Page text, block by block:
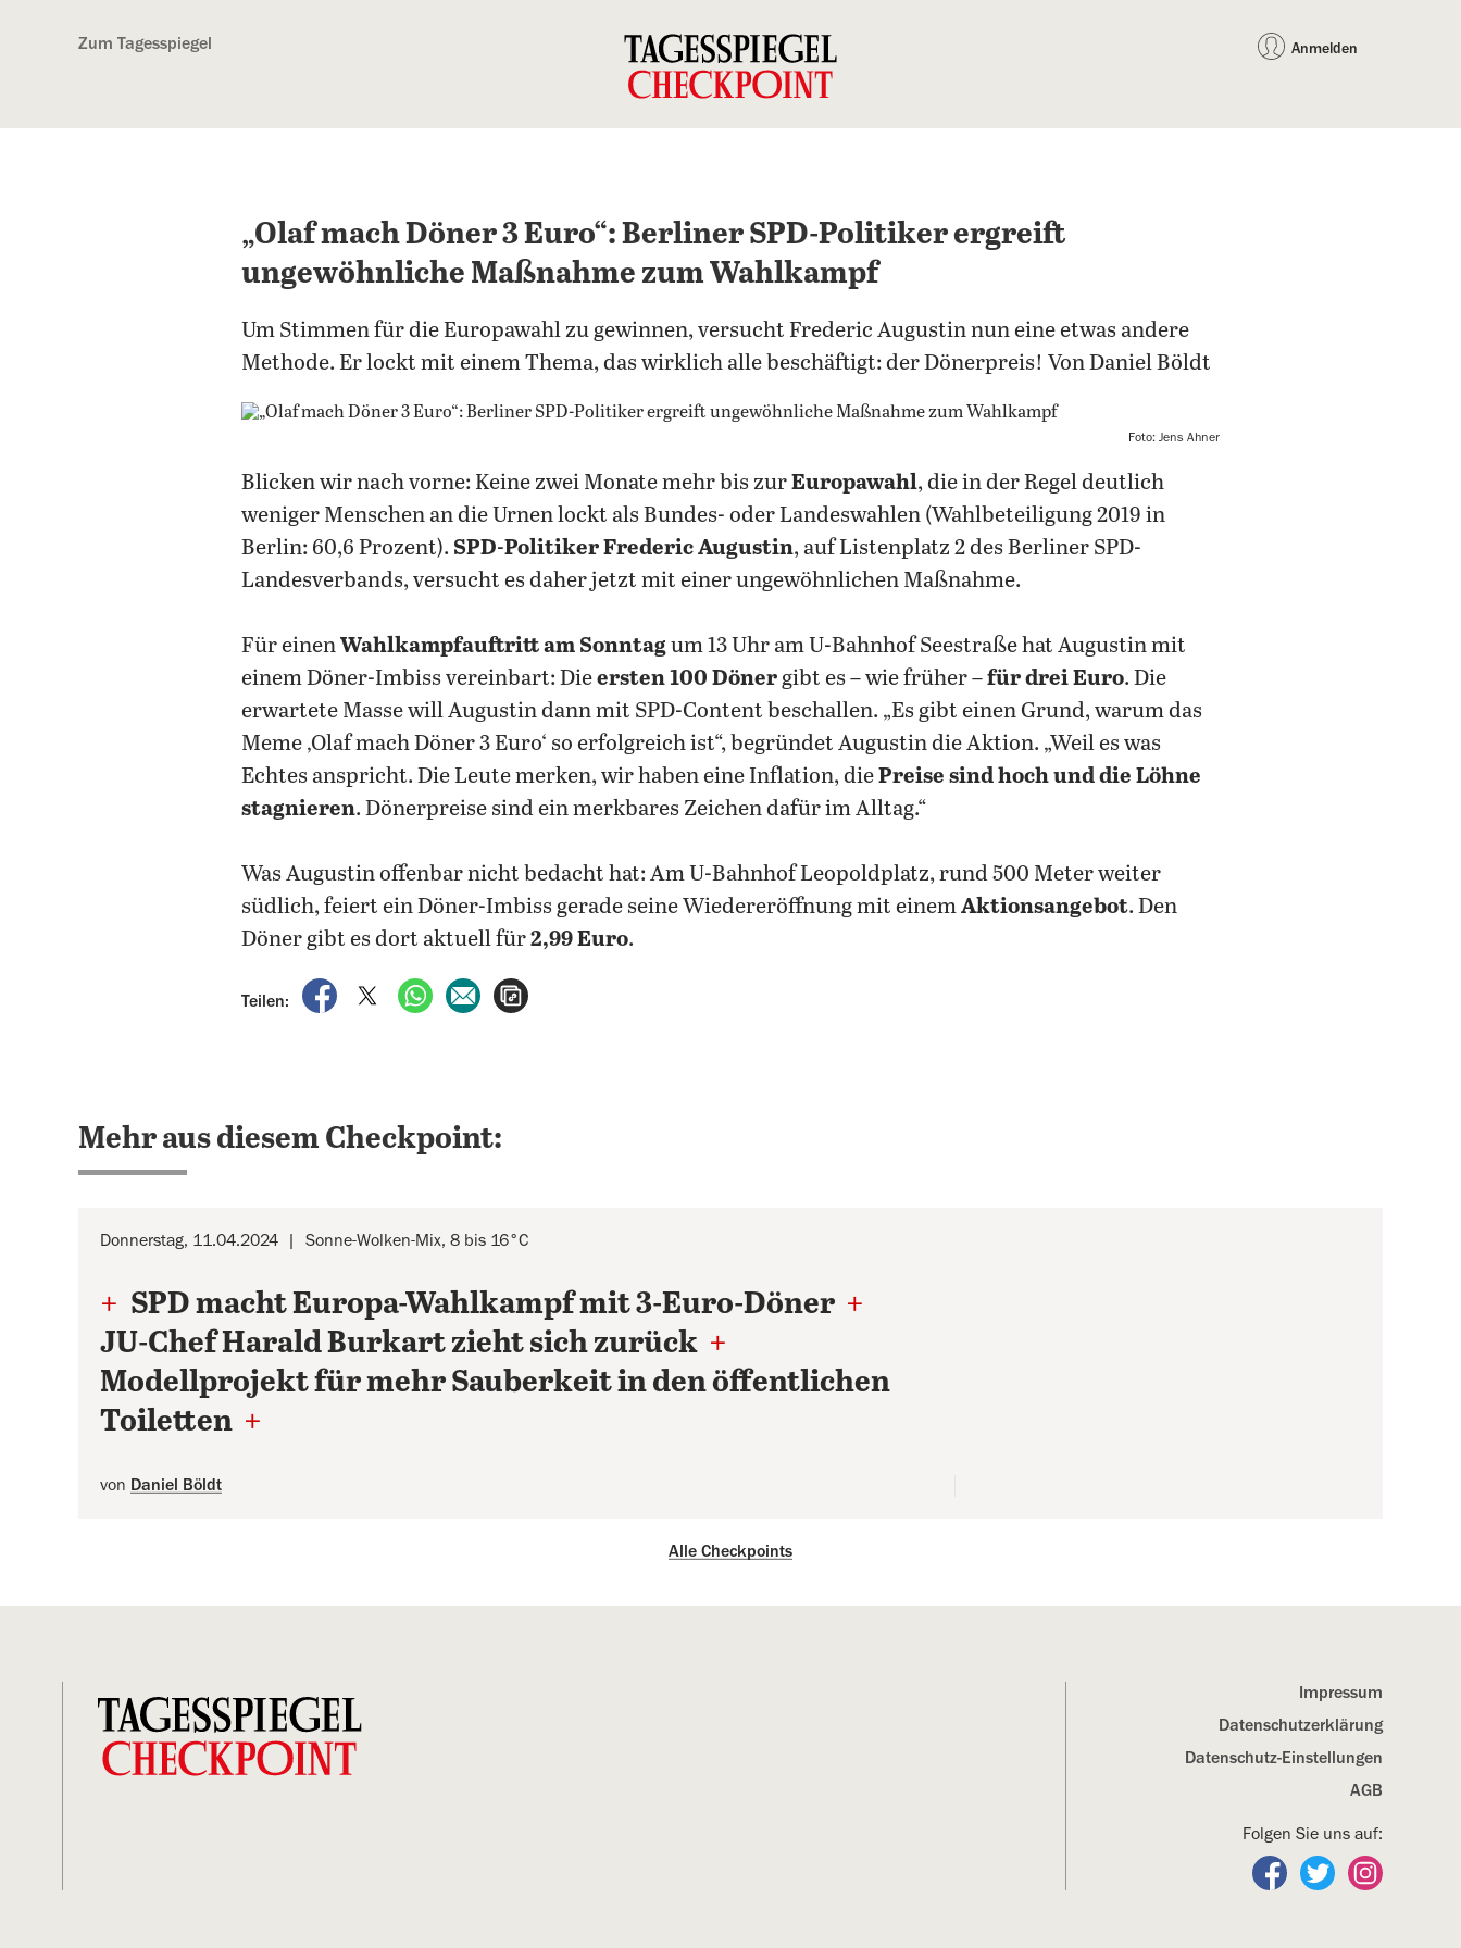
Zum Tagesspiegel Anmelden
„Olaf mach Döner 3 Euro“: Berliner SPD-Politiker ergreift
ungewöhnliche Maßnahme zum Wahlkampf
Um Stimmen für die Europawahl zu gewinnen, versucht Frederic Augustin nun eine etwas andere
Methode. Er lockt mit einem Thema, das wirklich alle beschäftigt: der Dönerpreis! Von Daniel Böldt
Foto: Jens Ahner
Blicken wir nach vorne: Keine zwei Monate mehr bis zurEuropawahl, die in der Regel deutlich
weniger Menschen an die Urnen lockt als Bundes- oder Landeswahlen (Wahlbeteiligung 2019 in
Berlin: 60,6 Prozent). SPD-PolitikerFrederic Augustin, auf Listenplatz 2 des Berliner SPD-
Landesverbands, versucht es daher jetzt mit einer ungewöhnlichen Maßnahme.
Für einenWahlkampfauftritt am Sonntagum 13 Uhr am U-Bahnhof Seestraße hat Augustin mit
einem Döner-Imbiss vereinbart: Dieersten 100 Dönergibt es – wie früher –für drei Euro. Die
erwartete Masse will Augustin dann mit SPD-Content beschallen. „Es gibt einen Grund, warum das
Meme ‚Olaf mach Döner 3 Euro‘ so erfolgreich ist“, begründet Augustin die Aktion. „Weil es was
Echtes anspricht. Die Leute merken, wir haben eine Inflation, diePreise sind hoch und die Löhne
stagnieren. Dönerpreise sind ein merkbares Zeichen dafür im Alltag.“
Was Augustin offenbar nicht bedacht hat: Am U-Bahnhof Leopoldplatz, rund 500 Meter weiter
südlich, feiert ein Döner-Imbiss gerade seine Wiedereröffnung mit einemAktionsangebot. Den
Döner gibt es dort aktuell für2,99 Euro.
Teilen:
auf Facebook teilen
auf X teilenper WhatsApp teilen
per E-Mail teilen
Mehr aus diesem Checkpoint:
Donnerstag, 11.04.2024 Sonne-Wolken-Mix, 8 bis 16°C
+ SPD macht Europa-Wahlkampf mit 3-Euro-Döner +
JU-Chef Harald Burkart zieht sich zurück +
Modellprojekt für mehr Sauberkeit in den öffentlichen
Toiletten +
von Daniel Böldt
Alle Checkpoints
Impressum
Datenschutz­erklärung
Datenschutz-Einstellungen
AGB
Folgen Sie uns auf:
Folgen Sie uns auf
Folgen Sie uns